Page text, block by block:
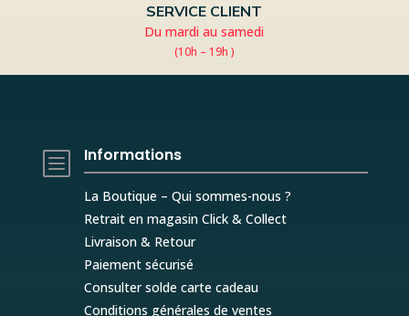
SERVICE CLIENT
Du mardi au samedi
(10h – 19h )
b Informations
La Boutique – Qui sommes-nous ?
Retrait en magasin Click & Collect
Livraison & Retour
Paiement sécurisé
Consulter solde carte cadeau
Conditions générales de ventes